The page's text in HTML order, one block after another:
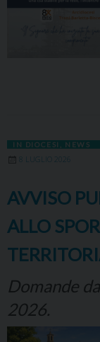
IN DIOCESI NEWS
8 LUGLIO 2026
AVVISO
ALLO
Domande
2026.